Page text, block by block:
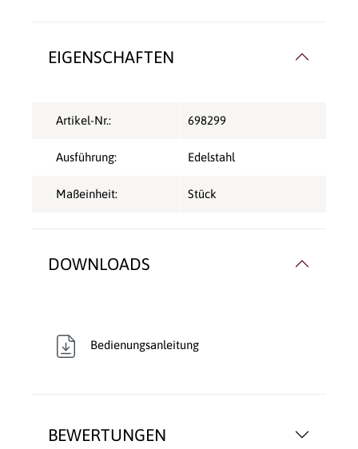
BEWERTUNGEN
EIGENSCHAFTEN
Artikel-Nr.: 698299
Ausführung: Edelstahl
Maßeinheit: Stück
DOWNLOADS
Bedienungsanleitung